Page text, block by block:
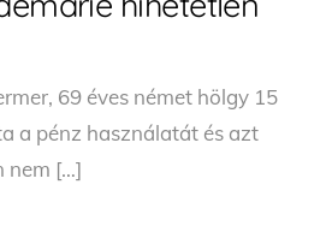
69 éves német hölgy 15
a pénz használatát és azt
nem […]